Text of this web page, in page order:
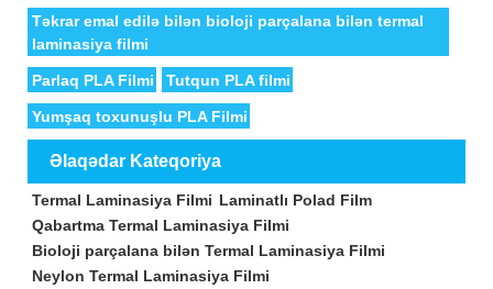
Təkrar emal edilə bilən bioloji parçalana bilən termal
laminasiya filmi
Parlaq PLA Filmi Tutqun PLA filmi
Yumşaq toxunuşlu PLA Filmi
Əlaqədar Kateqoriya
Termal Laminasiya Filmi Laminatlı Polad Film
Qabartma Termal Laminasiya Filmi
Bioloji parçalana bilən Termal Laminasiya Filmi
Neylon Termal Laminasiya Filmi